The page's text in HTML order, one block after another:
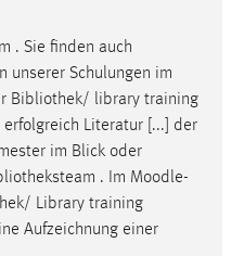
. Sie finden auch
unserer Schulungen im
Bibliothek/ library training
erfolgreich Literatur [...] der
im Blick oder
. Im Moodle-
Library training
Aufzeichnung einer